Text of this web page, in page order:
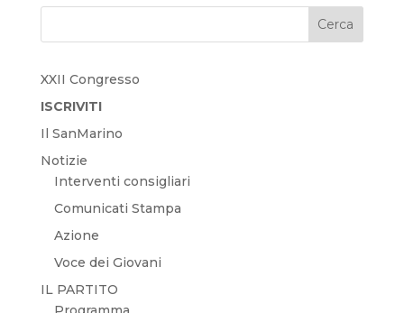
XXII Congresso
ISCRIVITI
Il SanMarino
Notizie
Interventi consigliari
Comunicati Stampa
Azione
Voce dei Giovani
IL PARTITO